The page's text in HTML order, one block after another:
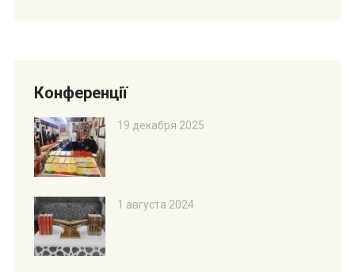
Конференції
19 декабря 2025
1 августа 2024